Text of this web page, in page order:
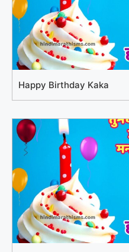
Happy Birthday Kaka